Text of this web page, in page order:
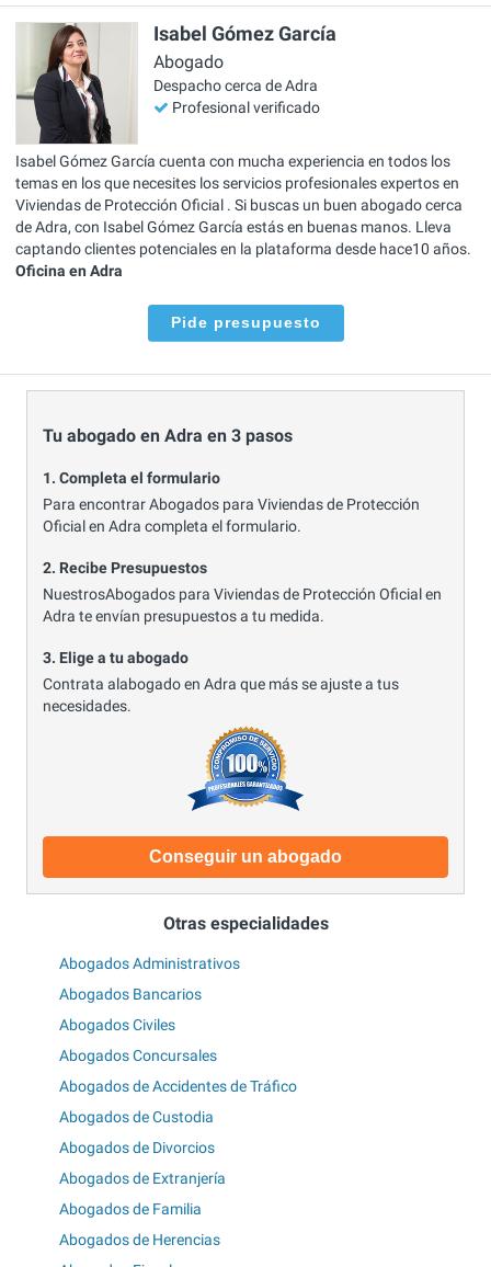
Isabel Gómez García
Abogado
Despacho cerca de Adra
Profesional verificado
Isabel Gómez García cuenta con mucha experiencia en todos los
temas en los que necesites los servicios profesionales expertos en
Viviendas de Protección Oficial . Si buscas un buen abogado cerca
de Adra, con Isabel Gómez García estás en buenas manos. Lleva
captando clientes potenciales en la plataforma desde hace10 años.
Oficina en Adra
Pide presupuesto
Tu abogado en Adra en 3 pasos
1. Completa el formulario
Para encontrar Abogados para Viviendas de Protección
Oficial en Adra completa el formulario.
2. Recibe Presupuestos
NuestrosAbogados para Viviendas de Protección Oficial en
Adra te envían presupuestos a tu medida.
3. Elige a tu abogado
Contrata alabogado en Adra que más se ajuste a tus
necesidades.
Conseguir un abogado
Otras especialidades
Abogados Administrativos
Abogados Bancarios
Abogados Civiles
Abogados Concursales
Abogados de Accidentes de Tráfico
Abogados de Custodia
Abogados de Divorcios
Abogados de Extranjería
Abogados de Familia
Abogados de Herencias